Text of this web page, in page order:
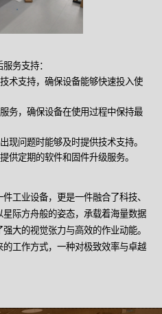
务支持：
术支持，确保设备能够快速投入使
务，确保设备在使用过程中保持最
现问题时能够及时提供技术支持。
供定期的软件和固件升级服务。
工业设备，更是一件融合了科技、
际方舟般的姿态，承载着海量数据
大的视觉张力与高效的作业动能。
工作方式，一种对极致效率与卓越